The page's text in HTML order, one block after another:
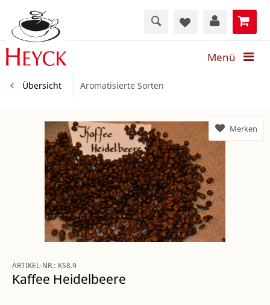
Menü
Übersicht Aromatisierte Sorten
ARTIKEL-NR.: K58.9
Kaffee Heidelbeere
Merken